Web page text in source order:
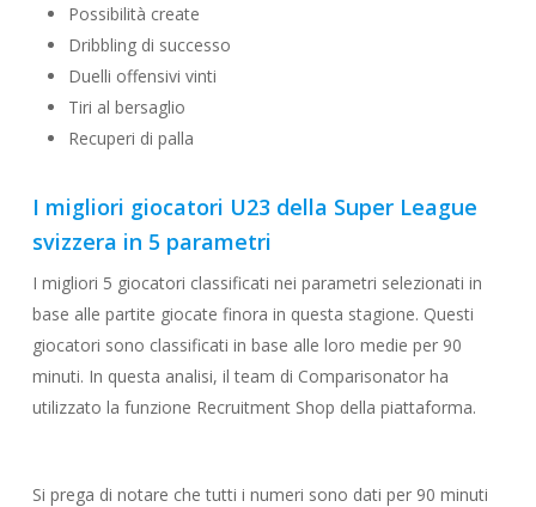
Possibilità create
Dribbling di successo
Duelli offensivi vinti
Tiri al bersaglio
Recuperi di palla
I migliori giocatori U23 della Super League
svizzera in 5 parametri
I migliori 5 giocatori classificati nei parametri selezionati in
base alle partite giocate finora in questa stagione. Questi
giocatori sono classificati in base alle loro medie per 90
minuti. In questa analisi, il team di Comparisonator ha
utilizzato la funzione Recruitment Shop della piattaforma.
Si prega di notare che tutti i numeri sono dati per 90 minuti